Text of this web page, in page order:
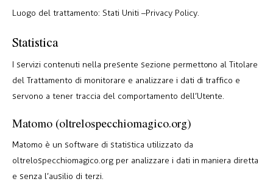
Luogo del trattamento: Stati Uniti –Privacy Policy.
Statistica
I servizi contenuti nella presente sezione permettono al Titolare
del Trattamento di monitorare e analizzare i dati di traffico e
servono a tener traccia del comportamento dell’Utente.
Matomo (oltrelospecchiomagico.org)
Matomo è un software di statistica utilizzato da
oltrelospecchiomagico.org per analizzare i dati in maniera diretta
e senza l’ausilio di terzi.